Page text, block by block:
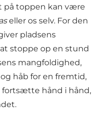
på toppen kan være
eller os selv. For den
pladsens
stoppe op en stund
mangfoldighed,
håb for en fremtid,
fortsætte hånd i hånd,